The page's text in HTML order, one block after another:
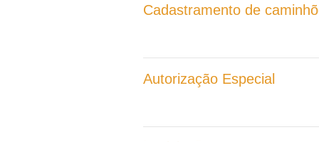
Cadastramento de
Autorização Especial